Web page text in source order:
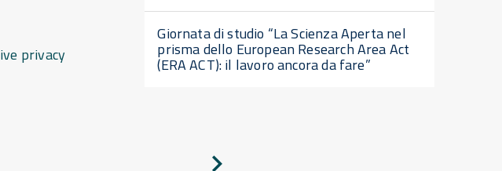
privacy
Giornata di studio “La Scienza Aperta nel
prisma dello European Research Area Act
(ERA ACT): il lavoro ancora da fare”